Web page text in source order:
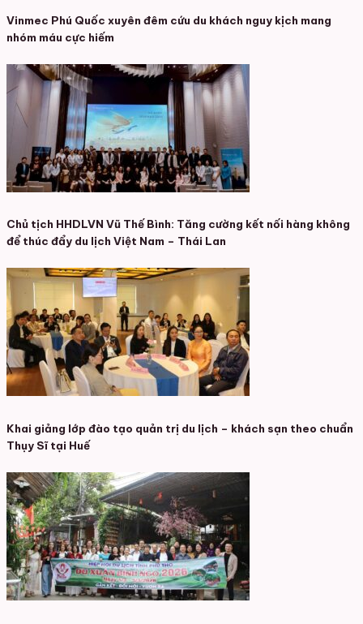
Vinmec Phú Quốc xuyên đêm cứu du khách nguy kịch mang
nhóm máu cực hiếm
Chủ tịch HHDLVN Vũ Thế Bình: Tăng cường kết nối hàng không
để thúc đẩy du lịch Việt Nam – Thái Lan
Khai giảng lớp đào tạo quản trị du lịch – khách sạn theo chuẩn
Thụy Sĩ tại Huế